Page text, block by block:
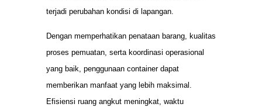
terjadi perubahan kondisi di lapangan.
Dengan memperhatikan penataan barang, kualitas
proses pemuatan, serta koordinasi operasional
yang baik, penggunaan container dapat
memberikan manfaat yang lebih maksimal.
Efisiensi ruang angkut meningkat, waktu